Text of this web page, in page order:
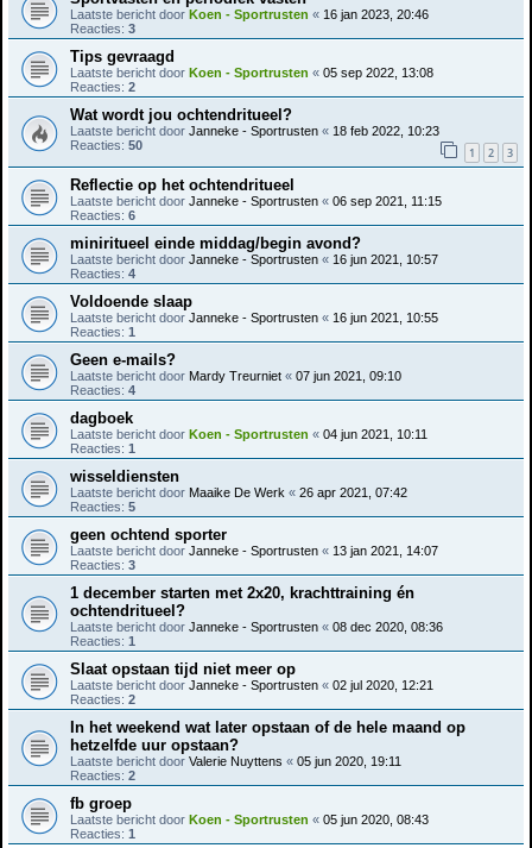
Laatste bericht door Koen - Sportrusten « 16 jan 2023, 20:46
Reacties: 3
Tips gevraagd
Laatste bericht door Koen - Sportrusten « 05 sep 2022, 13:08
Reacties: 2
Wat wordt jou ochtendritueel?
Laatste bericht door Janneke - Sportrusten « 18 feb 2022, 10:23
Reacties: 50 1 2 3
Reflectie op het ochtendritueel
Laatste bericht door Janneke - Sportrusten « 06 sep 2021, 11:15
Reacties: 6
miniritueel einde middag/begin avond?
Laatste bericht door Janneke - Sportrusten « 16 jun 2021, 10:57
Reacties: 4
Voldoende slaap
Laatste bericht door Janneke - Sportrusten « 16 jun 2021, 10:55
Reacties: 1
Geen e-mails?
Laatste bericht door Mardy Treurniet « 07 jun 2021, 09:10
Reacties: 4
dagboek
Laatste bericht door Koen - Sportrusten « 04 jun 2021, 10:11
Reacties: 1
wisseldiensten
Laatste bericht door Maaike De Werk « 26 apr 2021, 07:42
Reacties: 5
geen ochtend sporter
Laatste bericht door Janneke - Sportrusten « 13 jan 2021, 14:07
Reacties: 3
1 december starten met 2x20, krachttraining én
ochtendritueel?
Laatste bericht door Janneke - Sportrusten « 08 dec 2020, 08:36
Reacties: 1
Slaat opstaan tijd niet meer op
Laatste bericht door Janneke - Sportrusten « 02 jul 2020, 12:21
Reacties: 2
In het weekend wat later opstaan of de hele maand op
hetzelfde uur opstaan?
Laatste bericht door Valerie Nuyttens « 05 jun 2020, 19:11
Reacties: 2
fb groep
Laatste bericht door Koen - Sportrusten « 05 jun 2020, 08:43
Reacties: 1